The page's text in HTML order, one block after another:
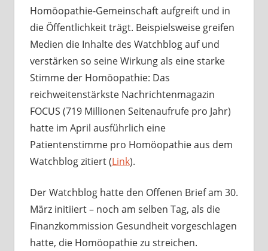
Homöopathie-Gemeinschaft aufgreift und in
die Öffentlichkeit trägt. Beispielsweise greifen
Medien die Inhalte des Watchblog auf und
verstärken so seine Wirkung als eine starke
Stimme der Homöopathie: Das
reichweitenstärkste Nachrichtenmagazin
FOCUS (719 Millionen Seitenaufrufe pro Jahr)
hatte im April ausführlich eine
Patientenstimme pro Homöopathie aus dem
Watchblog zitiert (Link).
Der Watchblog hatte den Offenen Brief am 30.
März initiiert – noch am selben Tag, als die
Finanzkommission Gesundheit vorgeschlagen
hatte, die Homöopathie zu streichen.